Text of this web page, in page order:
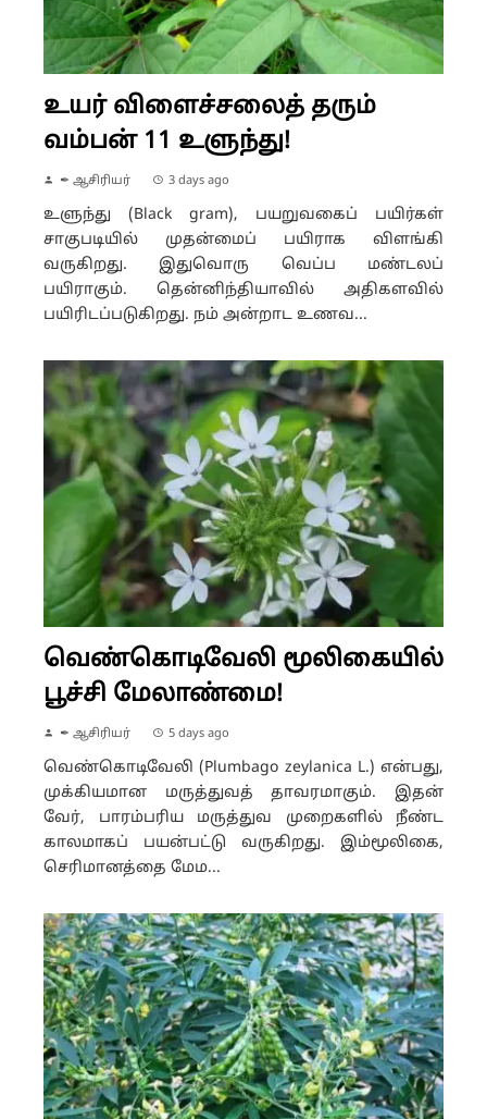
உயர் விளைச்சலைத் தரும்
வம்பன் 11 உளுந்து!
✒ ஆசிரியர் 3 days ago
உளுந்து (Black gram), பயறுவகைப் பயிர்கள்
சாகுபடியில் முதன்மைப் பயிராக விளங்கி
வருகிறது. இதுவொரு வெப்ப மண்டலப்
பயிராகும். தென்னிந்தியாவில் அதிகளவில்
பயிரிடப்படுகிறது. நம் அன்றாட உணவ...
வெண்கொடிவேலி மூலிகையில்
பூச்சி மேலாண்மை!
✒ ஆசிரியர் 5 days ago
வெண்கொடிவேலி (Plumbago zeylanica L.) என்பது,
முக்கியமான மருத்துவத் தாவரமாகும். இதன்
வேர், பாரம்பரிய மருத்துவ முறைகளில் நீண்ட
காலமாகப் பயன்பட்டு வருகிறது. இம்மூலிகை,
செரிமானத்தை மேம...